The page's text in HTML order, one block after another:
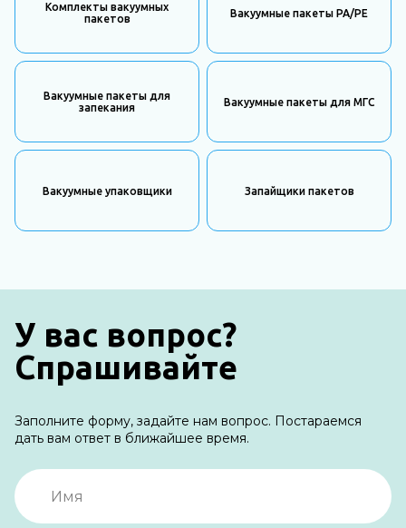
Комплекты вакуумных
пакетов
Вакуумные пакеты PA/PE
Вакуумные пакеты для
запекания
Вакуумные пакеты для МГС
Вакуумные упаковщики Запайщики пакетов
У вас вопрос?
Спрашивайте
Заполните форму, задайте нам вопрос. Постараемся
дать вам ответ в ближайшее время.